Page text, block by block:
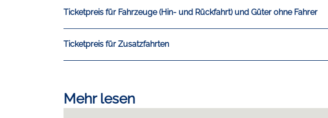
Ticketpreis für Fahrzeuge (Hin- und Rückfahrt) und Güter ohne Fahrer
Ticketpreis für Zusatzfahrten
Mehr lesen